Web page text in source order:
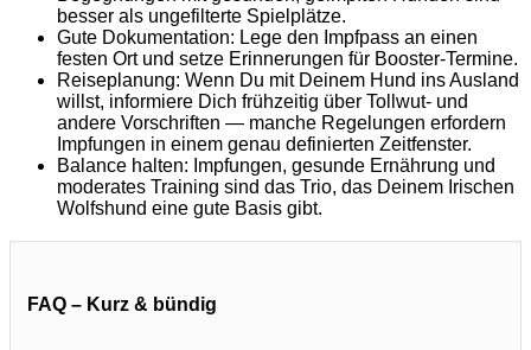
besser als ungefilterte Spielplätze.
Gute Dokumentation: Lege den Impfpass an einen
festen Ort und setze Erinnerungen für Booster-Termine.
Reiseplanung: Wenn Du mit Deinem Hund ins Ausland
willst, informiere Dich frühzeitig über Tollwut- und
andere Vorschriften — manche Regelungen erfordern
Impfungen in einem genau definierten Zeitfenster.
Balance halten: Impfungen, gesunde Ernährung und
moderates Training sind das Trio, das Deinem Irischen
Wolfshund eine gute Basis gibt.
FAQ – Kurz & bündig